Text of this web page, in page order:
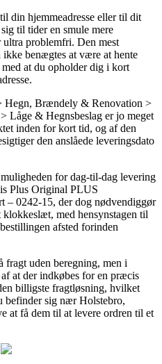
din hjemmeadresse eller til dit
til tider en smule mere
problemfri. Den mest
benægtes at være at hente
at du opholder dig i kort
Hegn, Brændely & Renovation >
Låge & Hegnsbeslag er jo meget
inden for kort tid, og af den
den anslåede leveringsdato
for dag-til-dag levering
Plus Original PLUS
– 0242-15, der dog nødvendiggør
med hensynstagen til
afsted forinden
fragt uden beregning, men i
at der indkøbes for en præcis
billigste fragtløsning, hvilket
befinder sig nær Holstebro,
at få dem til at levere ordren til et